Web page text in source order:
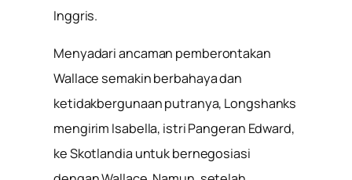
Inggris.
Menyadari ancaman pemberontakan
Wallace semakin berbahaya dan
ketidakbergunaan putranya, Longshanks
mengirim Isabella, istri Pangeran Edward,
ke Skotlandia untuk bernegosiasi